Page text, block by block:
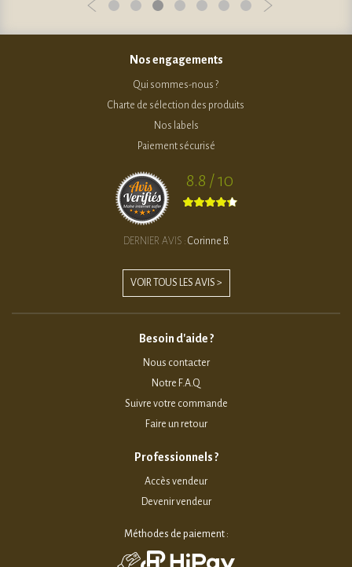
Nos engagements
Qui sommes-nous ?
Charte de sélection des produits
Nos labels
Paiement sécurisé
8.8 / 10
DERNIER AVIS : Corinne B.
VOIR TOUS LES AVIS >
Besoin d'aide ?
Nous contacter
Notre F.A.Q
Suivre votre commande
Faire un retour
Professionnels ?
Accès vendeur
Devenir vendeur
Méthodes de paiement :